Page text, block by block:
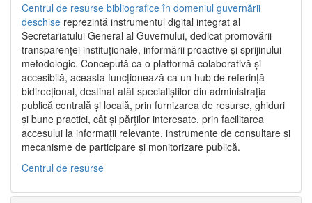
Centrul de resurse bibliografice în domeniul guvernării
deschise reprezintă instrumentul digital integrat al
Secretariatului General al Guvernului, dedicat promovării
transparenței instituționale, informării proactive și sprijinului
metodologic. Concepută ca o platformă colaborativă și
accesibilă, aceasta funcționează ca un hub de referință
bidirecțional, destinat atât specialiștilor din administrația
publică centrală și locală, prin furnizarea de resurse, ghiduri
și bune practici, cât și părților interesate, prin facilitarea
accesului la informații relevante, instrumente de consultare și
mecanisme de participare și monitorizare publică.
Centrul de resurse